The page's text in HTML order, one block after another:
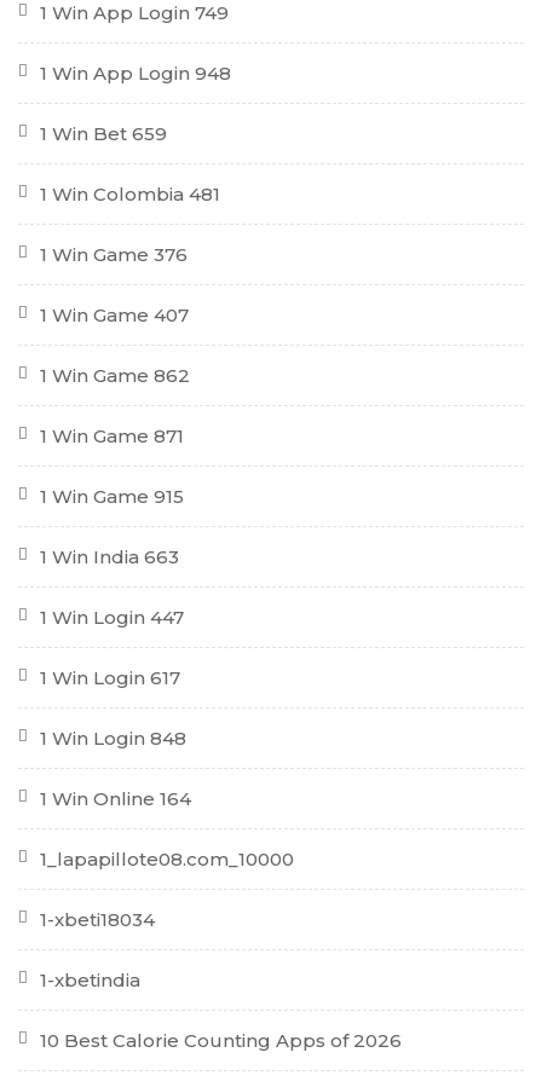
1 Win App Login 749
1 Win App Login 948
1 Win Bet 659
1 Win Colombia 481
1 Win Game 376
1 Win Game 407
1 Win Game 862
1 Win Game 871
1 Win Game 915
1 Win India 663
1 Win Login 447
1 Win Login 617
1 Win Login 848
1 Win Online 164
1_lapapillote08.com_10000
1-xbeti18034
1-xbetindia
10 Best Calorie Counting Apps of 2026